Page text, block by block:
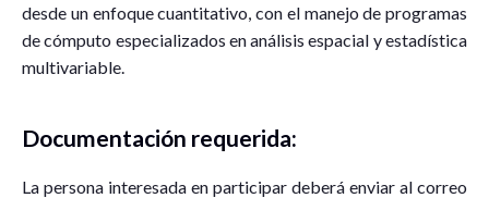
desde un enfoque cuantitativo, con el manejo de programas
de cómputo especializados en análisis espacial y estadística
multivariable.
Documentación requerida:
La persona interesada en participar deberá enviar al correo